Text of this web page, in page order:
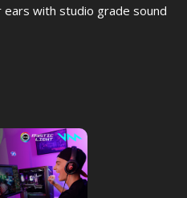
ears with studio grade sound